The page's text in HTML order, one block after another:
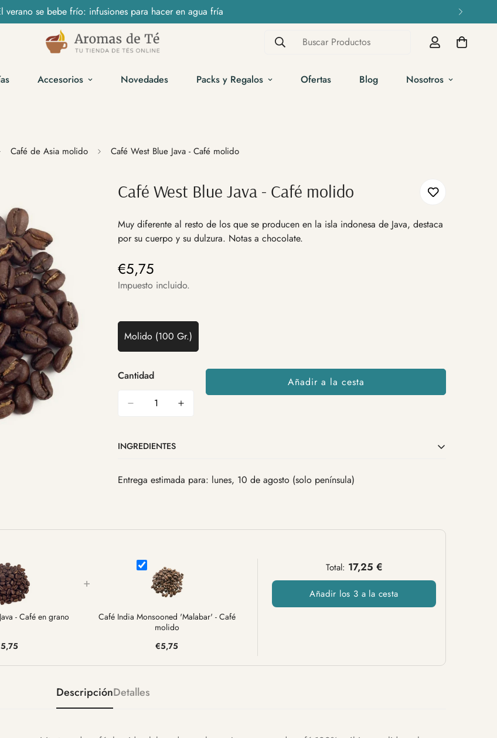
verano se bebe frío: infusiones para hacer en agua fría
Buscar Productos
Accesorios Novedades Packs y Regalos Ofertas Blog Nosotros
Café de Asia molido Café West Blue Java - Café molido
Café West Blue Java - Café molido
Muy diferente al resto de los que se producen en la isla indonesa de Java, destaca
por su cuerpo y su dulzura. Notas a chocolate.
Precio
regular
€5,75
Impuesto incluido.
Molido (100 Gr.)
Variante
Agotada
Cantidad Añadir a la cesta
INGREDIENTES
Café de la variedad arábica con
Entrega estimada para: lunes, 10 de agosto (solo península)
- Café en grano
+
Café India Monsooned 'Malabar' - Café
molido
€5,75
Total: 17,25 €
Añadir los 3 a la cesta
DescripciónDetalles